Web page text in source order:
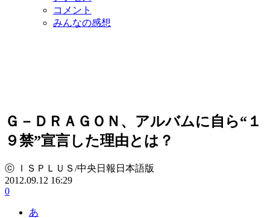
コメント
みんなの感想
Ｇ－ＤＲＡＧＯＮ、アルバムに自ら“１
９禁”宣言した理由とは？
ⓒ ＩＳＰＬＵＳ/中央日報日本語版
2012.09.12 16:29
0
あ